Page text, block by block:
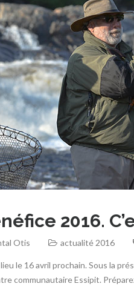
2016.
Otis actualité 2016
le 16 avril prochain. Sous la
communautaire Essipit.